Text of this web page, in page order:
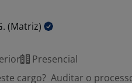
(Matriz)
Presencial
cargo? Auditar o